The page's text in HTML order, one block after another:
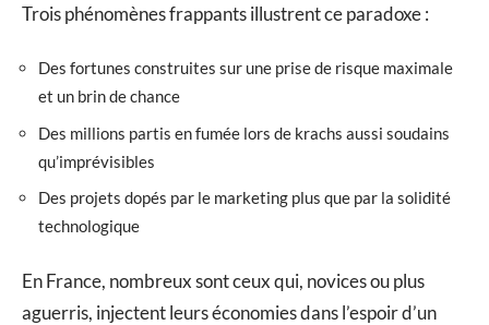
Trois phénomènes frappants illustrent ce paradoxe :
Des fortunes construites sur une prise de risque maximale
et un brin de chance
Des millions partis en fumée lors de krachs aussi soudains
qu’imprévisibles
Des projets dopés par le marketing plus que par la solidité
technologique
En France, nombreux sont ceux qui, novices ou plus
aguerris, injectent leurs économies dans l’espoir d’un